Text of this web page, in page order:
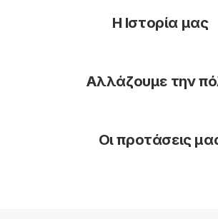
Η Ιστορία μας
Αλλάζουμε την
Οι προτάσεις